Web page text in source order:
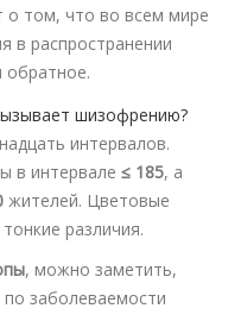
о том, что во всем мире
в распространении
обратное.
интервалов.
в интервале ≤ 185, а
жителей. Цветовые
различия.
, можно заметить,
заболеваемости